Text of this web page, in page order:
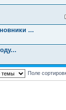
...
Поле